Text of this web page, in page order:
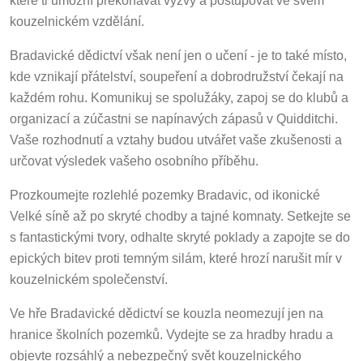
kouzelnickém vzdělání.
Bradavické dědictví však není jen o učení - je to také místo,
kde vznikají přátelství, soupeření a dobrodružství čekají na
každém rohu. Komunikuj se spolužáky, zapoj se do klubů a
organizací a zúčastni se napínavých zápasů v Quidditchi.
Vaše rozhodnutí a vztahy budou utvářet vaše zkušenosti a
určovat výsledek vašeho osobního příběhu.
Prozkoumejte rozlehlé pozemky Bradavic, od ikonické
Velké síně až po skryté chodby a tajné komnaty. Setkejte se
s fantastickými tvory, odhalte skryté poklady a zapojte se do
epických bitev proti temným silám, které hrozí narušit mír v
kouzelnickém společenství.
Ve hře Bradavické dědictví se kouzla neomezují jen na
hranice školních pozemků. Vydejte se za hradby hradu a
objevte rozsáhlý a nebezpečný svět kouzelnického